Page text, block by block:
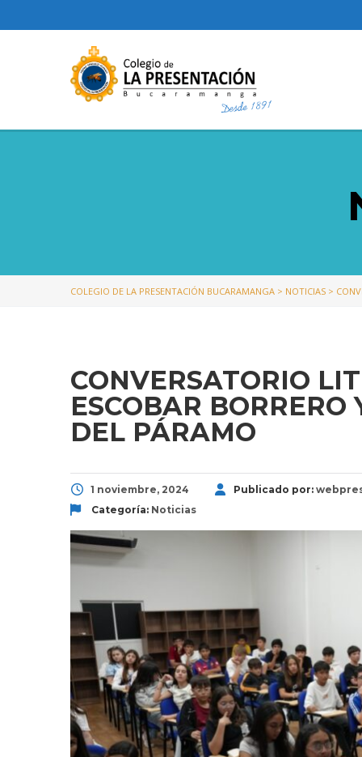
COLEGIO DE LA PRESENTACIÓN BUCARAMANGA > NOTICIAS >
CONVERSATORIO
ESCOBAR
DEL PÁRAMO
1 noviembre, 2024 Publicado por:
Categoría: Noticias